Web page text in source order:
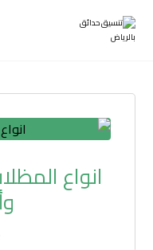
انواع